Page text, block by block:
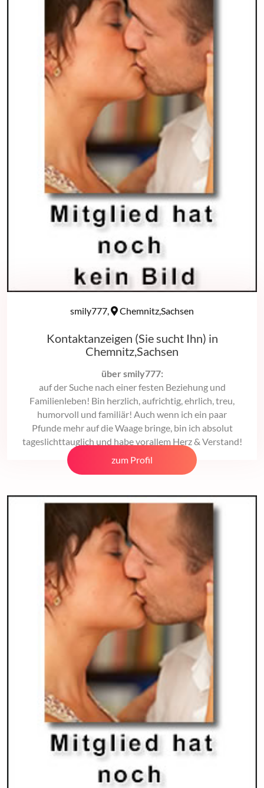
smily777, Chemnitz,Sachsen
Kontaktanzeigen (Sie sucht Ihn) in
Chemnitz,Sachsen
über smily777:
auf der Suche nach einer festen Beziehung und
Familienleben! Bin herzlich, aufrichtig, ehrlich, treu,
humorvoll und familiär! Auch wenn ich ein paar
Pfunde mehr auf die Waage bringe, bin ich absolut
tageslichttauglich und habe vorallem Herz & Verstand!
zum Profil